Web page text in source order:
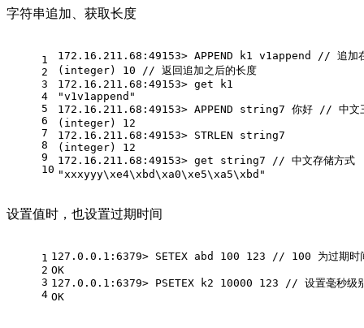
字符串追加、获取长度
1
2
3
4
5
6
7
8
9
10
172.16.211.68:49153> APPEND k1 v1append // 追加
(integer) 10 // 返回追加之后的长度
172.16.211.68:49153> get k1
"v1v1append"
172.16.211.68:49153> APPEND string7 你好 // 中文
(integer) 12
172.16.211.68:49153> STRLEN string7
(integer) 12
172.16.211.68:49153> get string7 // 中文存储方式
"xxxyyy\xe4\xbd\xa0\xe5\xa5\xbd"
设置值时，也设置过期时间
1
2
3
4
127.0.0.1:6379> SETEX abd 100 123 // 100 为过期时
OK
127.0.0.1:6379> PSETEX k2 10000 123 // 设置毫秒级别
OK